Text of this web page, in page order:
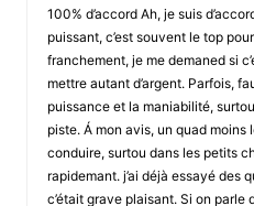
100% d’accord Ah, je suis
puissant, c’est souvent le top
franchement, je me demaned si
mettre autant d’argent. Parfois,
puissance et la maniabilité,
piste. Á mon avis, un quad
conduire, surtou dans les petits
rapidemant. j’ai déjà essayé des
c’était grave plaisant. Si on parle